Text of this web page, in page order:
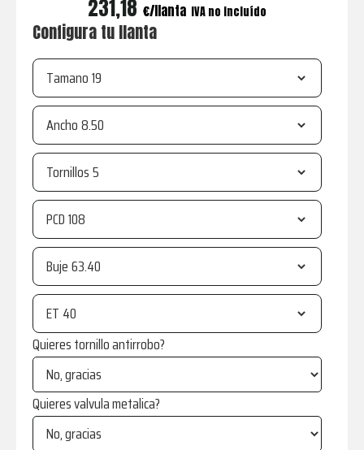
231,18 € IVA no incluído
Configura tu llanta
Tamano
Ancho
Tornillos
PCD
Buje
ET
Quieres tornillo antirrobo?
Quieres valvula metalica?